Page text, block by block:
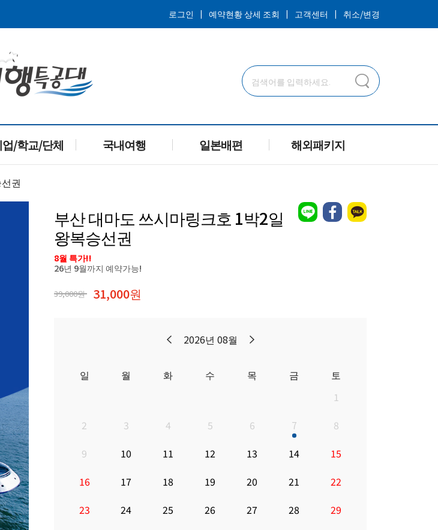
로그인 ㅣ 예약현황 상세 조회 ㅣ 고객센터 ㅣ 취소/변경
/학교/단체 국내여행 일본배편 해외패키지
권
부산 대마도 쓰시마링크호 1박2일
왕복승선권
8월 특가!!
26년 9월까지 예약가능!
39,000원 31,000원
2026년 08월
일 월 화 수 목 금
토
1
2
3 4 5 6 7
8
9
10 11 12 13 14
15
16
17 18 19 20 21
22
23
24 25 26 27 28
29